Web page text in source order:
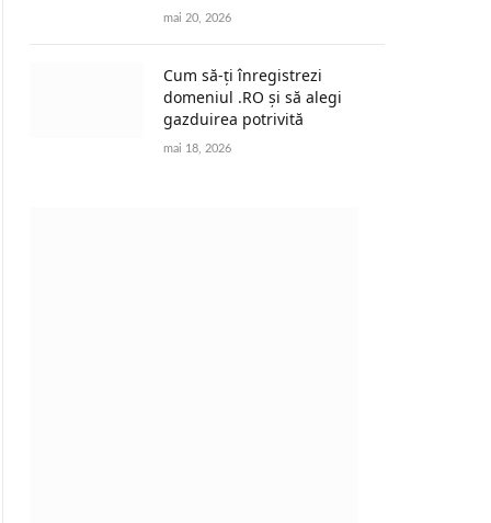
mai 20, 2026
Cum să-ți înregistrezi
domeniul .RO și să alegi
gazduirea potrivită
mai 18, 2026